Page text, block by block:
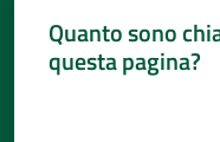
Quanto sono
questa pagina?